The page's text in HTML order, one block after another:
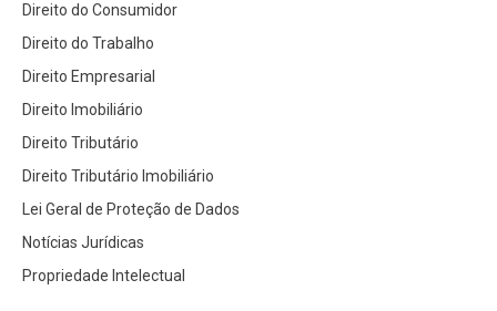
Direito do Consumidor
Direito do Trabalho
Direito Empresarial
Direito Imobiliário
Direito Tributário
Direito Tributário Imobiliário
Lei Geral de Proteção de Dados
Notícias Jurídicas
Propriedade Intelectual